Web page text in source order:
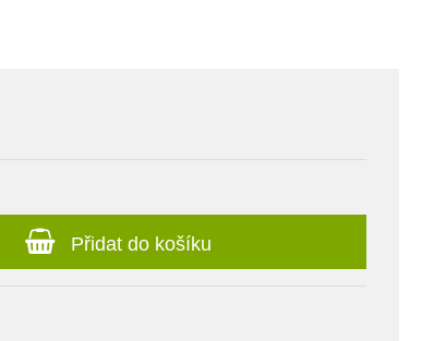
Přidat do košíku